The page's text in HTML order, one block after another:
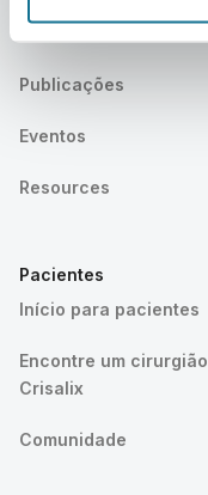
Publicações
Eventos
Resources
Pacientes
Início para pacientes
Encontre um cirurgião
Crisalix
Comunidade